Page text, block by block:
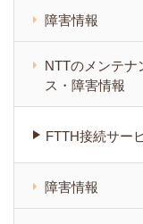
障害情報
NTTのメンテナ
ス・障害情報
FTTH接続サー
障害情報